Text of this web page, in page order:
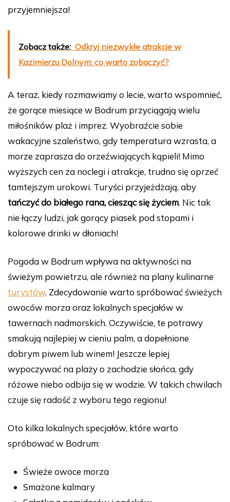
przyjemniejsza!
Zobacz także: Odkryj niezwykłe atrakcje w
Kazimierzu Dolnym: co warto zobaczyć?
A teraz, kiedy rozmawiamy o lecie, warto wspomnieć,
że gorące miesiące w Bodrum przyciągają wielu
miłośników plaż i imprez. Wyobraźcie sobie
wakacyjne szaleństwo, gdy temperatura wzrasta, a
morze zaprasza do orzeźwiających kąpieli! Mimo
wyższych cen za noclegi i atrakcje, trudno się oprzeć
tamtejszym urokowi. Turyści przyjeżdżają, aby
tańczyć do białego rana, ciesząc się życiem. Nic tak
nie łączy ludzi, jak gorący piasek pod stopami i
kolorowe drinki w dłoniach!
Pogoda w Bodrum wpływa na aktywności na
świeżym powietrzu, ale również na plany kulinarne
turystów. Zdecydowanie warto spróbować świeżych
owoców morza oraz lokalnych specjałów w
tawernach nadmorskich. Oczywiście, te potrawy
smakują najlepiej w cieniu palm, a dopełnione
dobrym piwem lub winem! Jeszcze lepiej
wypoczywać na plaży o zachodzie słońca, gdy
różowe niebo odbija się w wodzie. W takich chwilach
czuje się radość z wyboru tego regionu!
Oto kilka lokalnych specjałów, które warto
spróbować w Bodrum:
Świeże owoce morza
Smażone kalmary